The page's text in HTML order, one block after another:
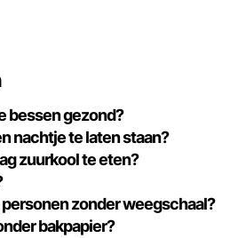
bessen gezond?
nachtje te laten staan?
zuurkool te eten?
zonder weegschaal?
bakpapier?